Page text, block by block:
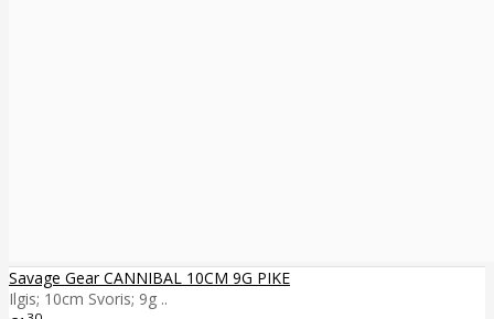
Savage Gear CANNIBAL 10CM 9G PIKE
Ilgis; 10cm Svoris; 9g ..